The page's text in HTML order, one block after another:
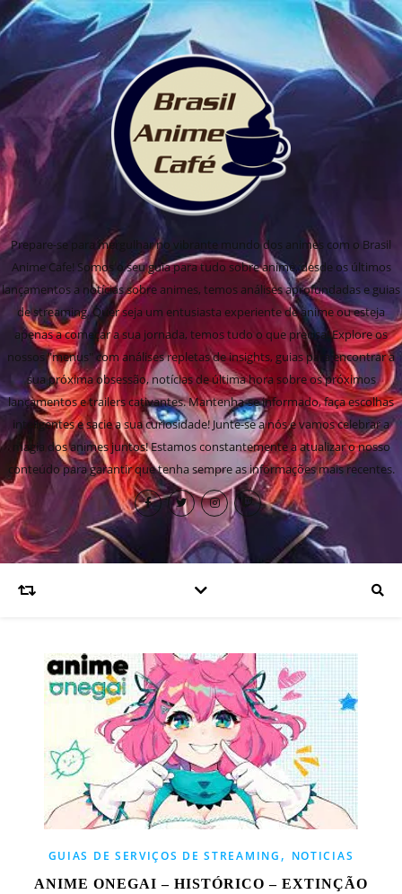
Prepare-se para mergulhar no vibrante mundo dos animes com o Brasil
Anime Cafe! Somos o seu guia para tudo sobre anime, desde os últimos
lançamentos a notícias sobre animes, temos análises aprofundadas e guias
de streaming. Quer seja um entusiasta experiente de anime ou esteja
apenas a começar a sua jornada, temos tudo o que precisa! Explore os
nossos "menus" com análises repletas de insights, guias para encontrar a
sua próxima obsessão, notícias de última hora sobre os próximos
lançamentos e trailers cativantes. Mantenha-se informado, faça escolhas
inteligentes e sacie a sua curiosidade! Junte-se a nós e vamos celebrar a
magia dos animes juntos! Estamos constantemente a atualizar o nosso
conteúdo para garantir que tenha sempre as informações mais recentes.
GUIAS DE SERVIÇOS DE STREAMING , NOTICIAS
ANIME ONEGAI – HISTÓRICO – EXTINÇÃO